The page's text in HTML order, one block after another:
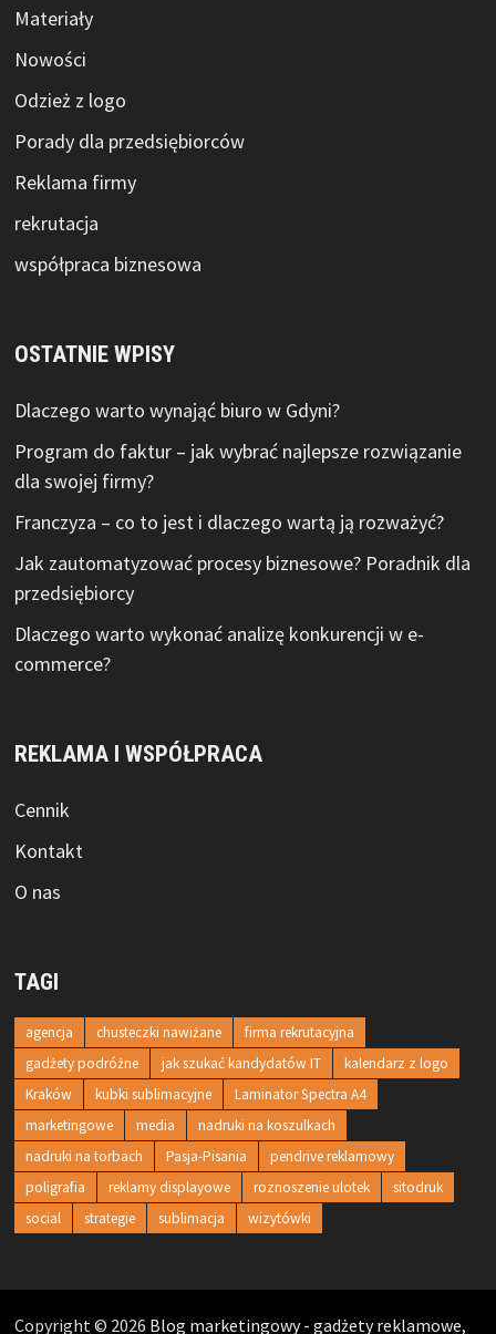
Materiały
Nowości
Odzież z logo
Porady dla przedsiębiorców
Reklama firmy
rekrutacja
współpraca biznesowa
OSTATNIE WPISY
Dlaczego warto wynająć biuro w Gdyni?
Program do faktur – jak wybrać najlepsze rozwiązanie
dla swojej firmy?
Franczyza – co to jest i dlaczego wartą ją rozważyć?
Jak zautomatyzować procesy biznesowe? Poradnik dla
przedsiębiorcy
Dlaczego warto wykonać analizę konkurencji w e-
commerce?
REKLAMA I WSPÓŁPRACA
Cennik
Kontakt
O nas
TAGI
agencja chusteczki nawiżane
firma rekrutacyjna
gadżety podróżne
jak szukać kandydatów IT
kalendarz z logo
Kraków
kubki sublimacyjne
Laminator Spectra A4
marketingowe
media
nadruki na koszulkach
nadruki na torbach
Pasja-Pisania
pendrive reklamowy
poligrafia
reklamy displayowe roznoszenie ulotek
sitodruk
social
strategie sublimacja wizytówki
Copyright © 2026 Blog marketingowy - gadżety reklamowe,